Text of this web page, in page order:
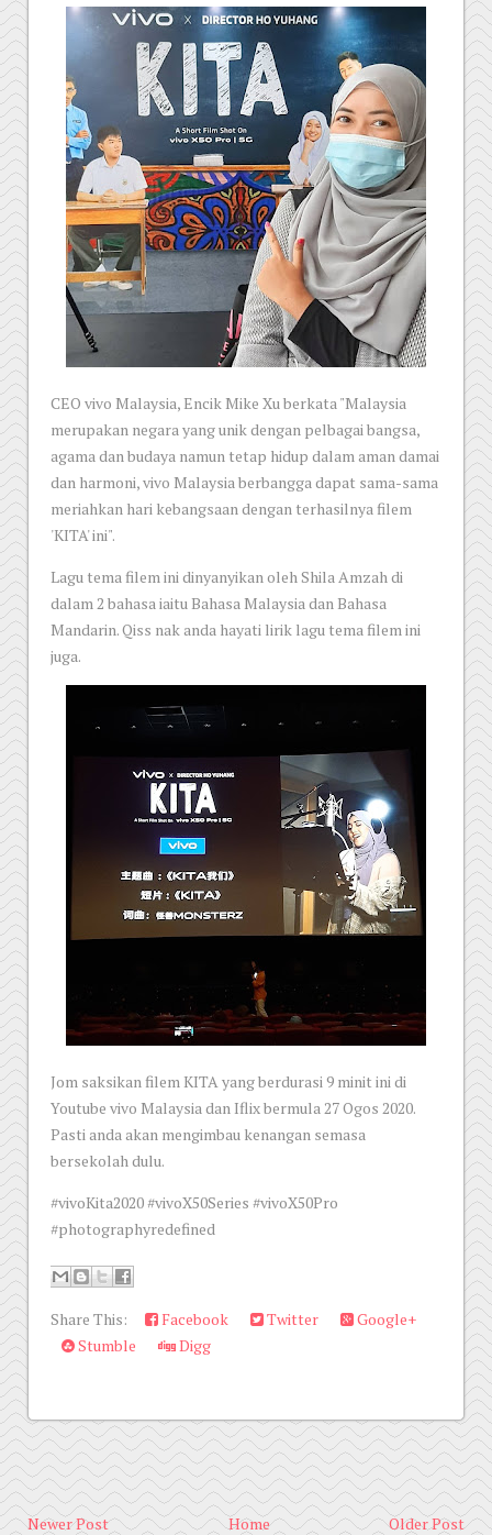
CEO vivo Malaysia, Encik Mike Xu berkata "Malaysia
merupakan negara yang unik dengan pelbagai bangsa,
agama dan budaya namun tetap hidup dalam aman damai
dan harmoni, vivo Malaysia berbangga dapat sama-sama
meriahkan hari kebangsaan dengan terhasilnya filem
'KITA' ini".
Lagu tema filem ini dinyanyikan oleh Shila Amzah di
dalam 2 bahasa iaitu Bahasa Malaysia dan Bahasa
Mandarin. Qiss nak anda hayati lirik lagu tema filem ini
juga.
Jom saksikan filem KITA yang berdurasi 9 minit ini di
Youtube vivo Malaysia dan Iflix bermula 27 Ogos 2020.
Pasti anda akan mengimbau kenangan semasa
bersekolah dulu.
#vivoKita2020 #vivoX50Series #vivoX50Pro
#photographyredefined
Share This: Facebook Twitter
Google+
Stumble
Digg
Newer Post Older Post
Home